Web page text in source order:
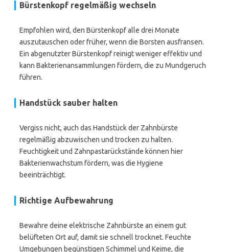
Bürstenkopf regelmäßig wechseln
Empfohlen wird, den Bürstenkopf alle drei Monate
auszutauschen oder früher, wenn die Borsten ausfransen.
Ein abgenutzter Bürstenkopf reinigt weniger effektiv und
kann Bakterienansammlungen fördern, die zu Mundgeruch
führen.
Handstück sauber halten
Vergiss nicht, auch das Handstück der Zahnbürste
regelmäßig abzuwischen und trocken zu halten.
Feuchtigkeit und Zahnpastarückstände können hier
Bakterienwachstum fördern, was die Hygiene
beeinträchtigt.
Richtige Aufbewahrung
Bewahre deine elektrische Zahnbürste an einem gut
belüfteten Ort auf, damit sie schnell trocknet. Feuchte
Umgebungen begünstigen Schimmel und Keime, die